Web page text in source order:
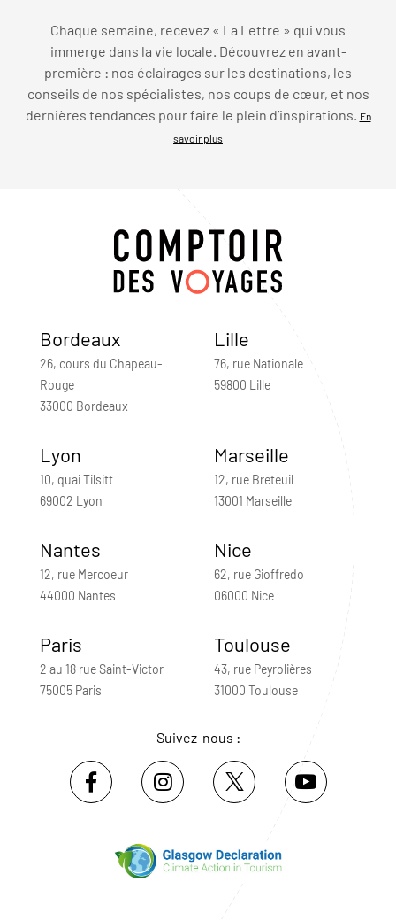
Chaque semaine, recevez « La Lettre » qui vous
immerge dans la vie locale. Découvrez en avant-
première : nos éclairages sur les destinations, les
conseils de nos spécialistes, nos coups de cœur, et nos
dernières tendances pour faire le plein d’inspirations. En
savoir plus
Bordeaux
26, cours du Chapeau-
Rouge
33000 Bordeaux
Lille
76, rue Nationale
59800 Lille
Lyon
10, quai Tilsitt
69002 Lyon
Marseille
12, rue Breteuil
13001 Marseille
Nantes
12, rue Mercoeur
44000 Nantes
Nice
62, rue Gioffredo
06000 Nice
Paris
2 au 18 rue Saint-Victor
75005 Paris
Toulouse
43, rue Peyrolières
31000 Toulouse
Suivez-nous :